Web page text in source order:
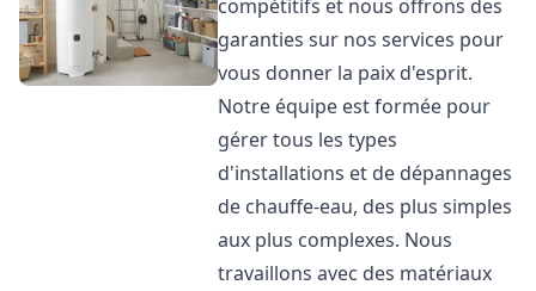
compétitifs et nous offrons des
garanties sur nos services pour
vous donner la paix d'esprit.
Notre équipe est formée pour
gérer tous les types
d'installations et de dépannages
de chauffe-eau, des plus simples
aux plus complexes. Nous
travaillons avec des matériaux